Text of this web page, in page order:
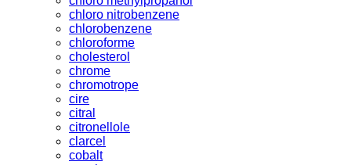
chloro nitrobenzene
chlorobenzene
chloroforme
cholesterol
chrome
chromotrope
cire
citral
citronellole
clarcel
cobalt